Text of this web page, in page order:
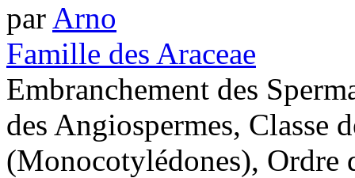
par Arno
Famille des Araceae
Embranchement des
des Angiospermes, Classe
(Monocotylédones), Ordre